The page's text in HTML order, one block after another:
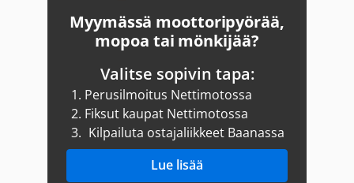
Myymässä moottoripyörää,
mopoa tai mönkijää?
Valitse sopivin tapa:
1. Perusilmoitus Nettimotossa
2. Fiksut kaupat Nettimotossa
3. Kilpailuta ostajaliikkeet Baanassa
Lue lisää